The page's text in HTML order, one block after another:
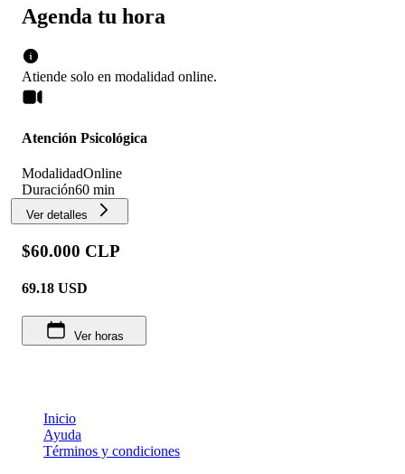
Agenda tu hora
Atiende solo en modalidad online.
Atención Psicológica
ModalidadOnline
Duración60 min
Ver detalles
$60.000 CLP
69.18 USD
Ver horas
Inicio
Ayuda
Términos y condiciones